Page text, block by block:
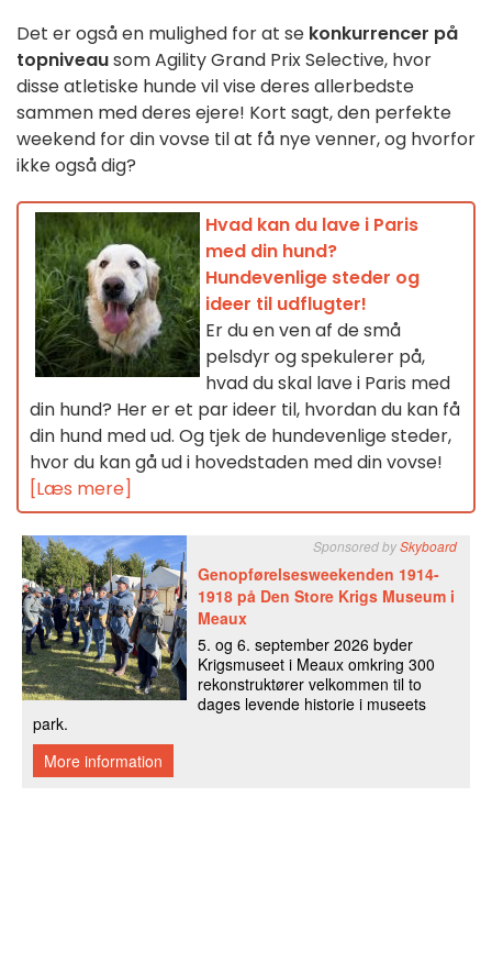
Det er også en mulighed for at se konkurrencer på
topniveausom Agility Grand Prix Selective, hvor
disse atletiske hunde vil vise deres allerbedste
sammen med deres ejere! Kort sagt, den perfekte
weekend for din vovse til at få nye venner, og hvorfor
ikke også dig?
Hvad kan du lave i Paris
med din hund?
Hundevenlige steder og
ideer til udflugter!
Er du en ven af de små
pelsdyr og spekulerer på,
hvad du skal lave i Paris med
din hund? Her er et par ideer til, hvordan du kan få
din hund med ud. Og tjek de hundevenlige steder,
hvor du kan gå ud i hovedstaden med din vovse!
[Læs mere]